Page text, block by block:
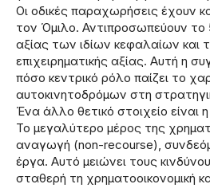
Οι οδικές παραχωρήσεις έχουν
τον Όμιλο. Αντιπροσωπεύουν το
αξίας των ιδίων κεφαλαίων και
επιχειρηματικής αξίας. Αυτή η
πόσο κεντρικό ρόλο παίζει το
αυτοκινητοδρόμων στη
Ένα άλλο θετικό στοιχείο είναι
Το μεγαλύτερο μέρος της
αναγωγή (non-recourse),
έργα. Αυτό μειώνει τους
σταθερή τη χρηματοοικονομική